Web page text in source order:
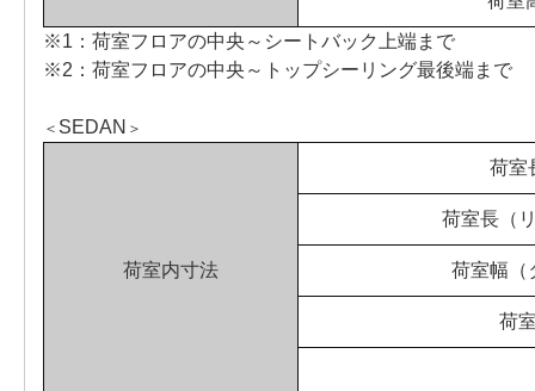
※1：荷室フロアの中央～シートバック上端まで
※2：荷室フロアの中央～トップシーリング最後端まで
＜ SEDAN ＞
荷室内寸法
荷室
荷室長（
荷室幅（
荷